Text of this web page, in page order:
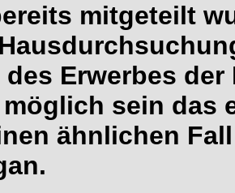
mitgeteilt
Erwerbes
sein das
ähnlichen